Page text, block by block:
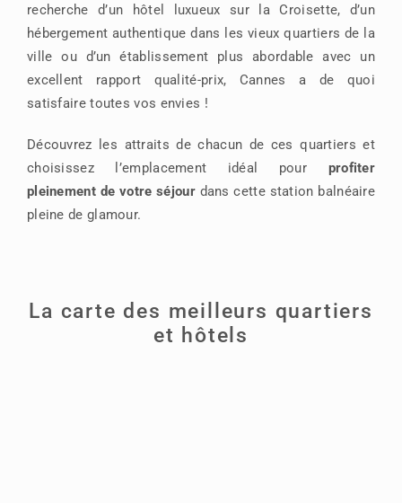
recherche d’un hôtel luxueux sur la Croisette, d’un
hébergement authentique dans les vieux quartiers de la
ville ou d’un établissement plus abordable avec un
excellent rapport qualité-prix, Cannes a de quoi
satisfaire toutes vos envies !
Découvrez les attraits de chacun de ces quartiers et
choisissez l’emplacement idéal pour profiter
pleinement de votre séjourdans cette station balnéaire
pleine de glamour.
La carte des meilleurs quartiers
et hôtels